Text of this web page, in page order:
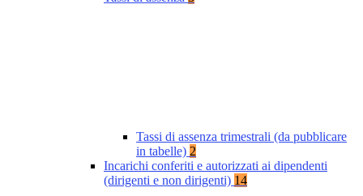
Tassi di assenza trimestrali (da pubblicare
in tabelle) 2
Incarichi conferiti e autorizzati ai dipendenti
(dirigenti e non dirigenti) 14